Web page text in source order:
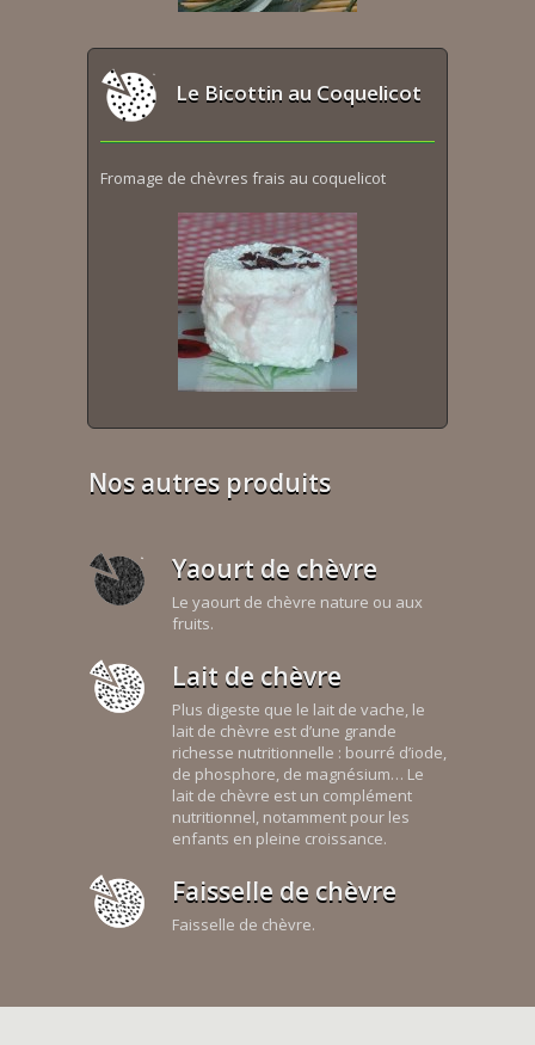
Le Bicottin au Coquelicot
Fromage de chèvres frais au coquelicot
Nos autres produits
Yaourt de chèvre
Le yaourt de chèvre nature ou aux
fruits.
Lait de chèvre
Plus digeste que le lait de vache, le
lait de chèvre est d’une grande
richesse nutritionnelle : bourré d’iode,
de phosphore, de magnésium… Le
lait de chèvre est un complément
nutritionnel, notamment pour les
enfants en pleine croissance.
Faisselle de chèvre
Faisselle de chèvre.